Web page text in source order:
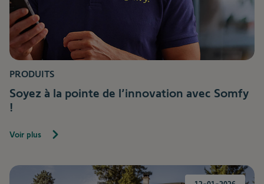
PRODUITS
Soyez à la pointe de l’innovation avec Somfy
!
Voir plus